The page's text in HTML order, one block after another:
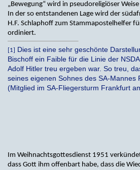
„Bewegung“ wird in pseudoreligiöser
In der so entstandenen Lage wird der
H.F. Schlaphoff zum Stammapostelhelfer
ordiniert.
[1] Dies ist eine sehr geschönte
Bischoff ein Faible für die Linie der
Adolf Hitler treu ergeben war. So treu,
seines eigenen Sohnes des SA-Mannes
(Mitglied im SA-Fliegersturm Frankfurt
Im Weihnachtsgottesdienst 1951
dass Gott ihm offenbart habe, dass die